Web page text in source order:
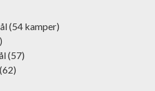
(54 kamper)
(57)